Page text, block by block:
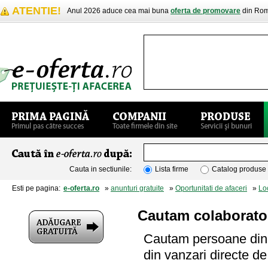
ATENTIE! Anul 2026 aduce cea mai buna oferta de promovare din
Cauta in sectiunile: Lista firme Catalog produse
Esti pe pagina: e-oferta.ro » anunturi gratuite » Oportunitati de afaceri »
Cautam
Cautam persoane
din vanzari directe